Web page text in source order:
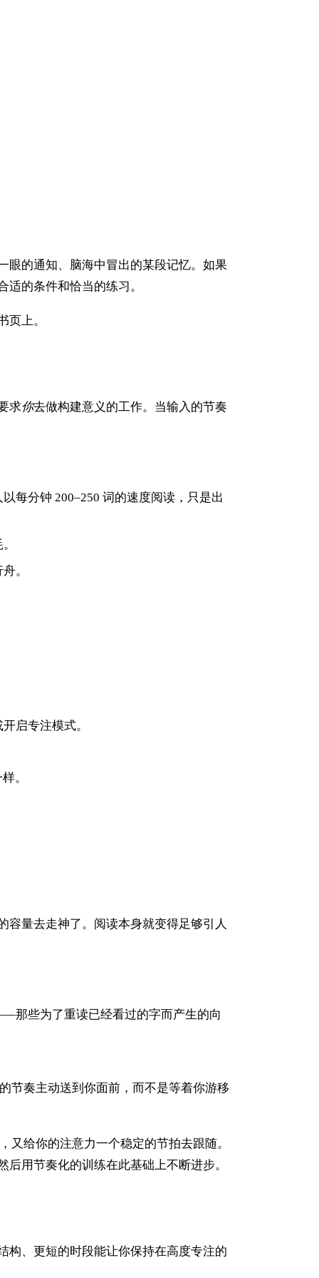
的通知、脑海中冒出的某段记忆。如果
的条件和恰当的练习。
上。
求你去做构建意义的工作。当输入的节奏
每分钟 200–250 词的速度阅读，只是出
。
启专注模式。
。
容量去走神了。阅读本身就变得足够引人
那些为了重读已经看过的字而产生的向
节奏主动送到你面前，而不是等着你游移
给你的注意力一个稳定的节拍去跟随。
后用节奏化的训练在此基础上不断进步。
、更短的时段能让你保持在高度专注的